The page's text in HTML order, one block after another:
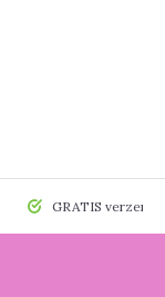
GRATIS